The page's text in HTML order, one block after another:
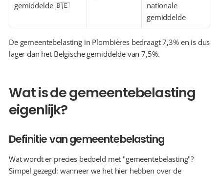
gemiddelde 🇧🇪
nationale
gemiddelde
De gemeentebelasting in Plombières bedraagt 7,3% en is dus
lager dan het Belgische gemiddelde van 7,5%.
Wat is de gemeentebelasting
eigenlijk?
Definitie van gemeentebelasting
Wat wordt er precies bedoeld met "gemeentebelasting"?
Simpel gezegd: wanneer we het hier hebben over de